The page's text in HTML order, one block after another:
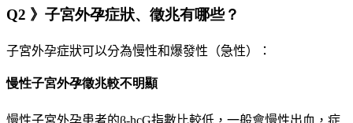
Q2 》子宮外孕症狀、徵兆有哪些？
子宮外孕症狀可以分為慢性和爆發性（急性）：
慢性子宮外孕徵兆較不明顯
慢性子宮外孕患者的β-hcG指數比較低，一般會慢性出血，症